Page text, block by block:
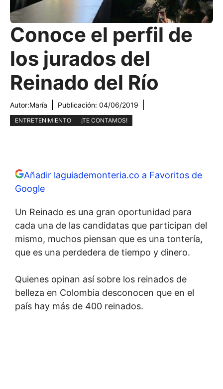
Conoce el perfil de
los jurados del
Reinado del Río
Autor:María Publicación: 04/06/2019
ENTRETENIMIENTO ¡TE CONTAMOS!
Añadir laguiademonteria.co a Favoritos de
Google
Un Reinado es una gran oportunidad para
cada una de las candidatas que participan del
mismo, muchos piensan que es una tontería,
que es una perdedera de tiempo y dinero.
Quienes opinan así sobre los reinados de
belleza en Colombia desconocen que en el
país hay más de 400 reinados.